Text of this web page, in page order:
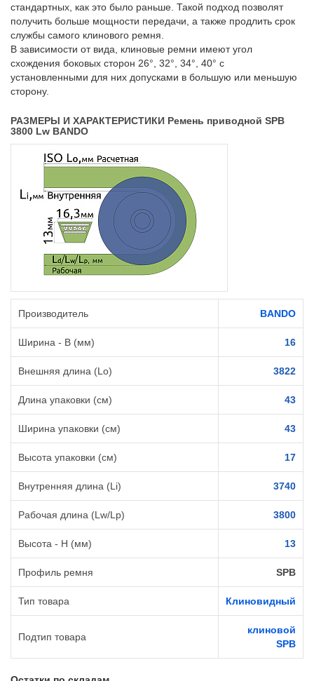
стандартных, как это было раньше. Такой подход позволят
получить больше мощности передачи, а также продлить срок
службы самого клинового ремня.
В зависимости от вида, клиновые ремни имеют угол
схождения боковых сторон 26°, 32°, 34°, 40° с
установленными для них допусками в большую или меньшую
сторону.
РАЗМЕРЫ И ХАРАКТЕРИСТИКИ Ремень приводной SPB
3800 Lw BANDO
Производитель BANDO
Ширина - B (мм) 16
Внешняя длина (Lo) 3822
Длина упаковки (см) 43
Ширина упаковки (см) 43
Высота упаковки (см) 17
Внутренняя длина (Li) 3740
Рабочая длина (Lw/Lp) 3800
Высота - H (мм) 13
Профиль ремня SPB
Тип товара Клиновидный
Подтип товара
клиновой
SPB